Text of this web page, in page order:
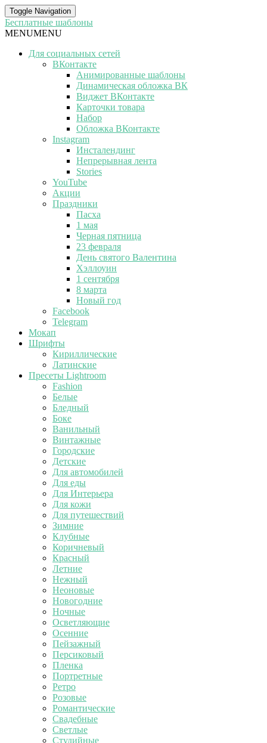
Toggle Navigation
Бесплатные шаблоны
MENUMENU
Для социальных сетей
ВКонтакте
Анимированные шаблоны
Динамическая обложка ВК
Виджет ВКонтакте
Карточки товара
Набор
Обложка ВКонтакте
Instagram
Инсталендинг
Непрерывная лента
Stories
YouTube
Акции
Праздники
Пасха
1 мая
Черная пятница
23 февраля
День святого Валентина
Хэллоуин
1 сентября
8 марта
Новый год
Facebook
Telegram
Мокап
Шрифты
Кириллические
Латинские
Пресеты Lightroom
Fashion
Белые
Бледный
Боке
Ванильный
Винтажные
Городские
Детские
Для автомобилей
Для еды
Для Интерьера
Для кожи
Для путешествий
Зимние
Клубные
Коричневый
Красный
Летние
Нежный
Неоновые
Новогодние
Ночные
Осветляющие
Осенние
Пейзажный
Персиковый
Пленка
Портретные
Ретро
Розовые
Романтические
Свадебные
Светлые
Студийные